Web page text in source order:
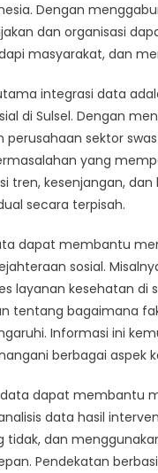
Dengan
dan organisasi
masyarakat, dan
integrasi data
di Sulsel. Dengan
perusahaan sektor
yang
tren, kesenjangan,
secara terpisah.
dapat membantu
sosial.
layanan kesehatan
tentang bagaimana
Informasi ini
berbagai aspek
dapat membantu
data hasil
tidak, dan
Pendekatan